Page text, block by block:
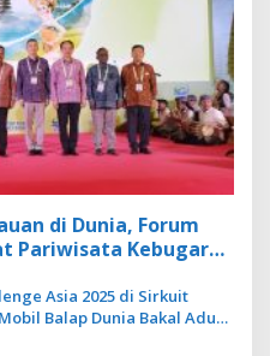
di Dunia, Forum
Pariwisata Kebugaran
Asia 2025 di Sirkuit
Balap Dunia Bakal Adu